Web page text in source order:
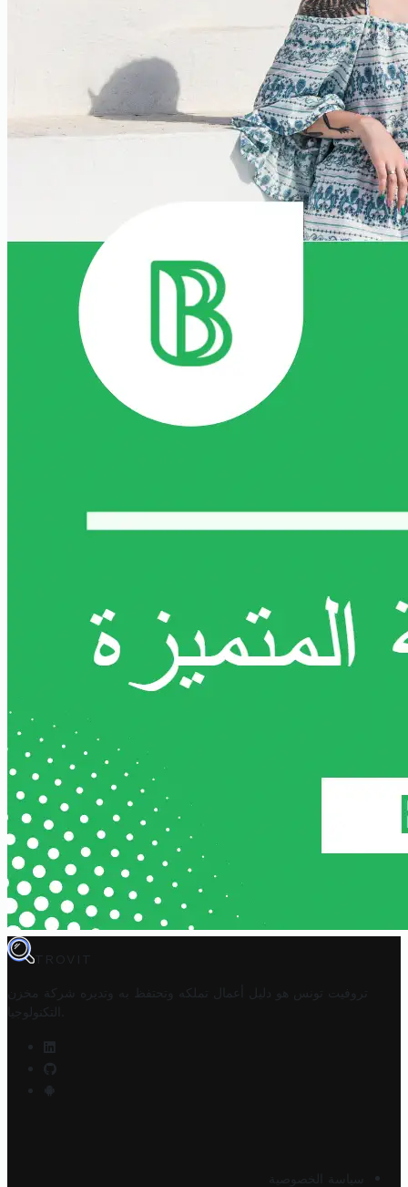
TROVIT
تروفيت تونس هو دليل أعمال تملكه وتحتفظ به وتديره
شركة مخزن
التكنولوجيا
سياسة الخصوصية